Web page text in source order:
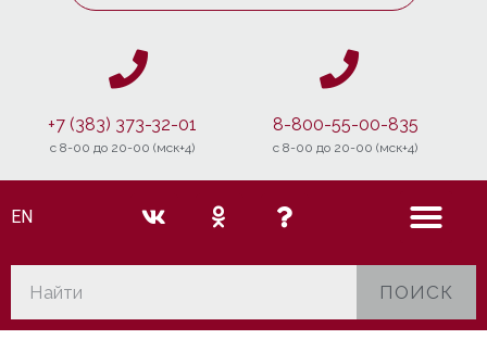
+7 (383) 373-32-01
c 8-00 до 20-00 (мск+4)
8-800-55-00-835
c 8-00 до 20-00 (мск+4)
EN
ПОИСК